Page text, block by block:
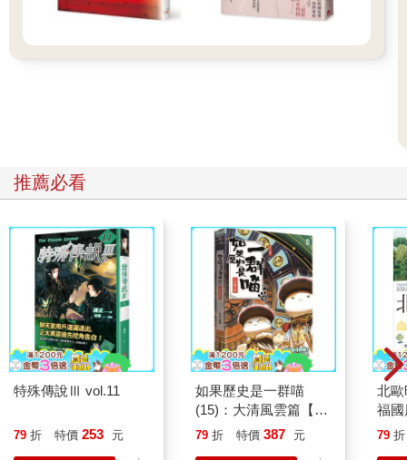
推薦必看
特殊傳說Ⅲ vol.11
79 折 特價 253 元
如果歷史是一群喵
(15)：大清風雲篇【萌
貓漫畫學歷史】
79 折 特價 387 元
北
福
79 折